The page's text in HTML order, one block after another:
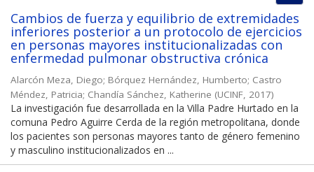
Cambios de fuerza y equilibrio de extremidades
inferiores posterior a un protocolo de ejercicios
en personas mayores institucionalizadas con
enfermedad pulmonar obstructiva crónica
Alarcón Meza, Diego; Bórquez Hernández, Humberto; Castro
Méndez, Patricia; Chandía Sánchez, Katherine (UCINF, 2017)
La investigación fue desarrollada en la Villa Padre Hurtado en la
comuna Pedro Aguirre Cerda de la región metropolitana, donde
los pacientes son personas mayores tanto de género femenino
y masculino institucionalizados en ...